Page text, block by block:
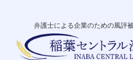
弁護士による企業のための風評